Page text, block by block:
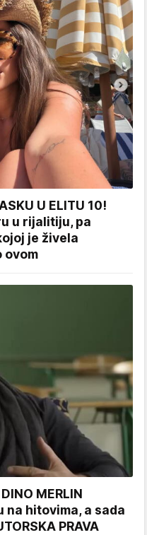
U ELITU 10!
u rijalitiju, pa
je živela
ovom
MERLIN
na hitovima, a sada
PRAVA